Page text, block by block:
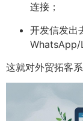
连接；
开发信发出
WhatsApp/
这就对外贸拓客